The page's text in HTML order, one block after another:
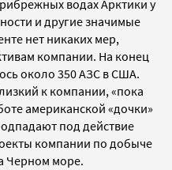
водах Арктики у
и другие значимые
нет никаких мер,
компании. На конец
около 350 АЗС в США.
к компании, «пока
американской «дочки»
под действие
компании по добыче
Черном море.